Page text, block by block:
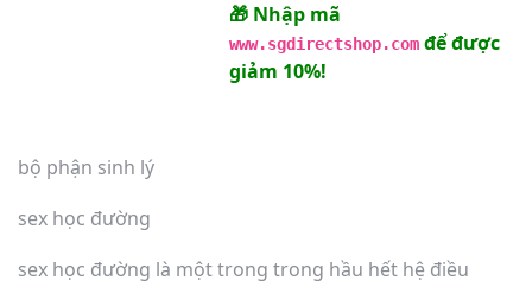
🎁 Nhập mã
www.sgdirectshop.comđể được
giảm 10%!
bộ phận sinh lý
sex học đường
sex học đường là một trong trong hầu hết hệ điều